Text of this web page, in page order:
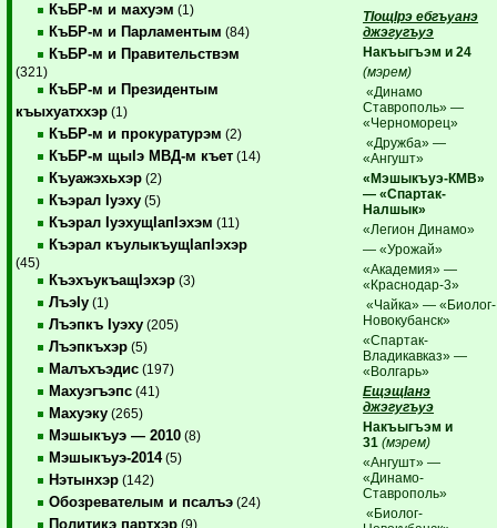
КъБР-м и махуэм (1)
КъБР-м и Парламентым (84)
КъБР-м и Правительствэм
(321)
КъБР-м и Президентым
къыхуатххэр (1)
КъБР-м и прокуратурэм (2)
КъБР-м щыIэ МВД-м къет (14)
Къуажэхьхэр (2)
Къэрал Iуэху (5)
Къэрал IуэхущIапIэхэм (11)
Къэрал къулыкъущIапIэхэр
(45)
КъэхъукъащIэхэр (3)
ЛъэIу (1)
Лъэпкъ Iуэху (205)
Лъэпкъхэр (5)
Малъхъэдис (197)
Махуэгъэпс (41)
Махуэку (265)
Мэшыкъуэ — 2010 (8)
Мэшыкъуэ-2014(5)
Нэтынхэр (142)
Обозревателым и псалъэ (24)
Политикэ партхэр (9)
ТIощIрэ ебгъуанэ
джэгугъуэ
Накъыгъэм и 24
(мэрем)
«Динамо
Ставрополь» —
«Черноморец»
«Дружба» —
«Ангушт»
«Мэшыкъуэ-КМВ»
— «Спартак-
Налшык»
«Легион Динамо»
— «Урожай»
«Академия» —
«Краснодар-3»
«Чайка» — «Биолог-
Новокубанск»
«Спартак-
Владикавказ» —
«Волгарь»
ЕщэщIанэ
джэгугъуэ
Накъыгъэм и
31(мэрем)
«Ангушт» —
«Динамо-
Ставрополь»
«Биолог-